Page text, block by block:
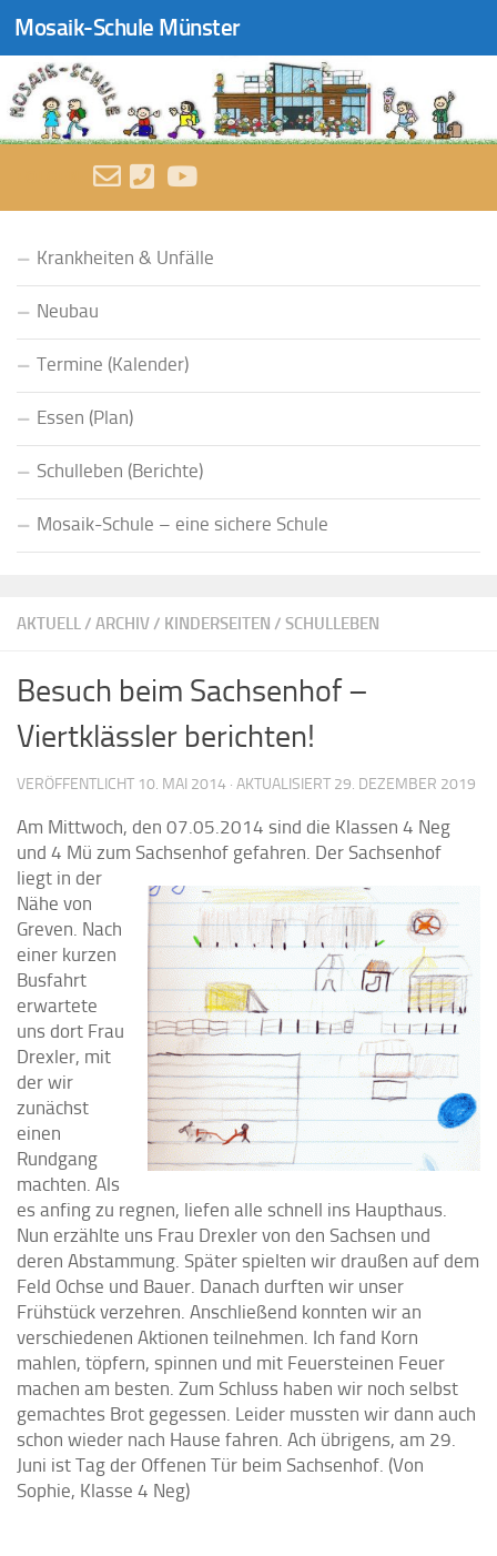
Zum Inhalt springen
Mosaik-Schule Münster
AKTUELL/ ARCHIV/ KINDERSEITEN / SCHULLEBEN
Besuch beim Sachsenhof –
Viertklässler berichten!
VERÖFFENTLICHT 10. MAI 2014 · AKTUALISIERT 29. DEZEMBER 2019
Am Mittwoch, den 07.05.2014 sind die Klassen 4 Neg
und 4 Mü zum Sachsenhof gefahren. Der Sachsenhof
liegt in der
Nähe von
Greven. Nach
einer kurzen
Busfahrt
erwartete
uns dort Frau
Drexler, mit
der wir
zunächst
einen
Rundgang
machten. Als
es anfing zu regnen, liefen alle schnell ins Haupthaus.
Nun erzählte uns Frau Drexler von den Sachsen und
deren Abstammung. Später spielten wir draußen auf dem
Feld Ochse und Bauer. Danach durften wir unser
Frühstück verzehren. Anschließend konnten wir an
verschiedenen Aktionen teilnehmen. Ich fand Korn
mahlen, töpfern, spinnen und mit Feuersteinen Feuer
machen am besten. Zum Schluss haben wir noch selbst
gemachtes Brot gegessen. Leider mussten wir dann auch
schon wieder nach Hause fahren. Ach übrigens, am 29.
Juni ist Tag der Offenen Tür beim Sachsenhof. (Von
Sophie, Klasse 4 Neg)
Krankheiten & Unfälle
Neubau
Termine (Kalender)
Essen (Plan)
Schulleben (Berichte)
Mosaik-Schule – eine sichere Schule